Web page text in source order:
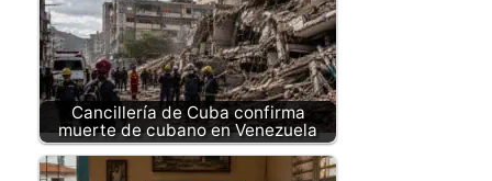
Cancillería de Cuba confirma
muerte de cubano en Venezuela